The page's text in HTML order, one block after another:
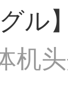
ル】
机